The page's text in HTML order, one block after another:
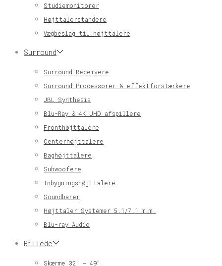
Studiemonitorer
Højttalerstandere
Vægbeslag til højttalere
Surround
Surround Receivere
Surround Processorer & effektforstærkere
JBL Synthesis
Blu-Ray & 4K UHD afspillere
Fronthøjttalere
Centerhøjttalere
Baghøjttalere
Subwoofere
Inbygningshøjttalere
Soundbarer
Højttaler Systemer 5.1/7.1 m.m.
Blu-ray Audio
Billede
Skærme 32″ – 49″